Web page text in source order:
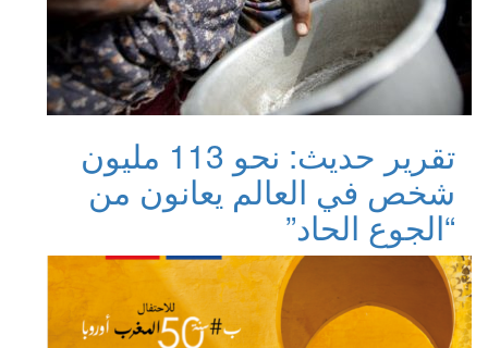
تقرير حديث: نحو 113 مليون
شخص في العالم يعانون من
“الجوع الحاد”